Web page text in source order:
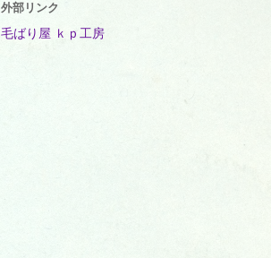
外部リンク
毛ばり屋 ｋｐ工房